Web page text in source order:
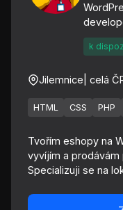
k
Jilemnice | celá
HTML CSS PHP
Tvořím eshopy na
vyvíjím a prodávám
Specializuji se na